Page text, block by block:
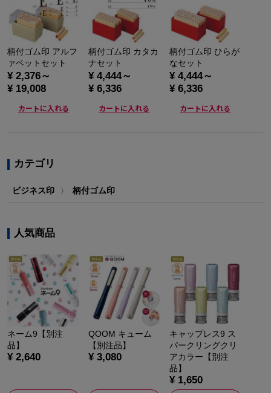
柄付ゴム印 アルフ
ァベットセット
¥ 2,376～
¥ 19,008
カートに入れる
柄付ゴム印 カタカ
ナセット
¥ 4,444～
¥ 6,336
カートに入れる
柄付ゴム印 ひらが
なセット
¥ 4,444～
¥ 6,336
カートに入れる
カテゴリ
ビジネス印 〉 柄付ゴム印
人気商品
ネーム9【別注
品】
¥ 2,640
QOOM キューム
【別注品】
¥ 3,080
キャップレス9 ス
パークリングクリ
アカラー【別注
品】
¥ 1,650